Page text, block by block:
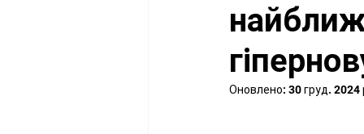
Астрофізика Техніка
Науково-популярні журнали
Оновлено: 30 груд. 2024